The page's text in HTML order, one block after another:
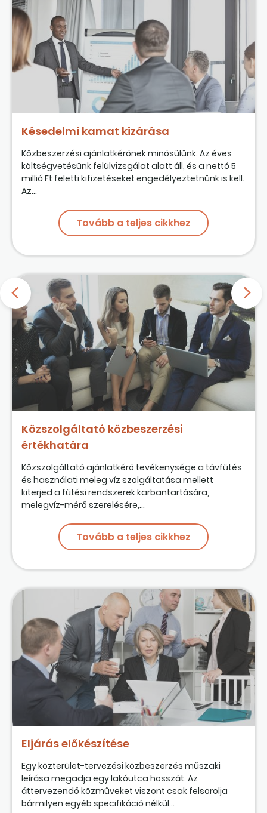
Késedelmi kamat kizárása
Közbeszerzési ajánlatkérőnek minősülünk. Az éves
költségvetésünk felülvizsgálat alatt áll, és a nettó 5
millió Ft feletti kifizetéseket engedélyeztetnünk is kell.
Az...
Tovább a teljes cikkhez
Közszolgáltató közbeszerzési
értékhatára
Közszolgáltató ajánlatkérő tevékenysége a távfűtés
és használati meleg víz szolgáltatása mellett
kiterjed a fűtési rendszerek karbantartására,
melegvíz-mérő szerelésére,...
Tovább a teljes cikkhez
Eljárás előkészítése
Egy közterület-tervezési közbeszerzés műszaki
leírása megadja egy lakóutca hosszát. Az
áttervezendő közműveket viszont csak felsorolja
bármilyen egyéb specifikáció nélkül...